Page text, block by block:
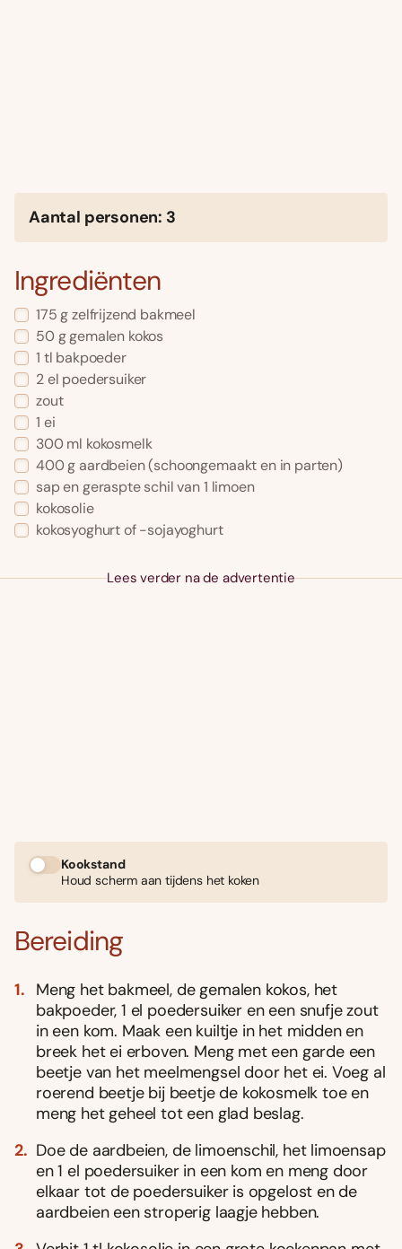
Aantal personen: 3
Ingrediënten
175 g zelfrijzend bakmeel
50 g gemalen kokos
1 tl bakpoeder
2 el poedersuiker
zout
1 ei
300 ml kokosmelk
400 g aardbeien (schoongemaakt en in parten)
sap en geraspte schil van 1 limoen
kokosolie
kokosyoghurt of -sojayoghurt
Lees verder na de advertentie
Kookstand
Houd scherm aan tijdens het koken
Bereiding
Meng het bakmeel, de gemalen kokos, het
bakpoeder, 1 el poedersuiker en een snufje zout
in een kom. Maak een kuiltje in het midden en
breek het ei erboven. Meng met een garde een
beetje van het meelmengsel door het ei. Voeg al
roerend beetje bij beetje de kokosmelk toe en
meng het geheel tot een glad beslag.
Doe de aardbeien, de limoenschil, het limoensap
en 1 el poedersuiker in een kom en meng door
elkaar tot de poedersuiker is opgelost en de
aardbeien een stroperig laagje hebben.